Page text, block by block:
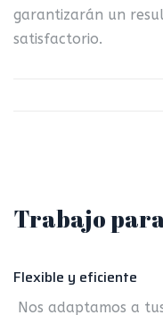
garantizarán un
satisfactorio.
Trabajo
Flexible y eficiente
Nos adaptamos a